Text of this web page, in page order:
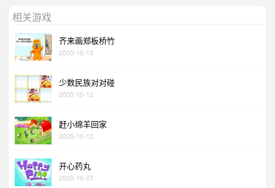
相关游戏
齐来画郑板桥竹
2005-10-13
少数民族对对碰
2005-10-12
赶小绵羊回家
2005-10-12
开心药丸
2005-10-07